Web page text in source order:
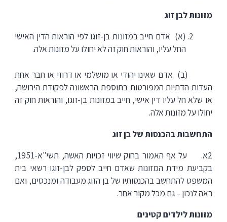
מזונות לבן זוג
(א) אדם חייב במזונות בן-זוגו לפי הוראות הדין האישי
החל עליו, והוראות חוק זה לא יחולו על מזונות אלה.
(ב) אדם שאינו יהודי או מושלמי או דרוזי או חבר אחת
העדות הדתיות המפורטות בתוספת הראשונה לפקודת הירושה,
או שלא חל עליו דין אישי, חייב במזונות בן-זוגו, והוראות חוק זה
יחולו על מזונות אלה.
התחשבות בהכנסות של בן זוג
2א. על אף האמור בחוק שיווי זכויות האשה, תשי"א-1951,
בקביעת מידת המזונות שאדם חייב לספק לבן-זוגו רשאי בית
המשפט להתחשב בהכנסותיו של בן הזוג מעבודה ומנכסים, ואם
ראה לנכון – גם מכל מקור אחר.
מזונות לילדים קטינים